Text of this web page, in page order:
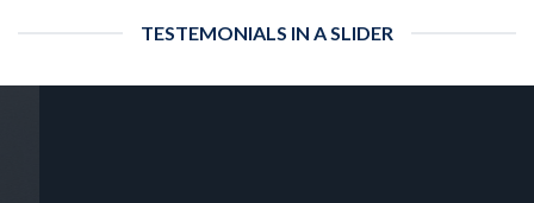
TESTEMONIALS IN A SLIDER